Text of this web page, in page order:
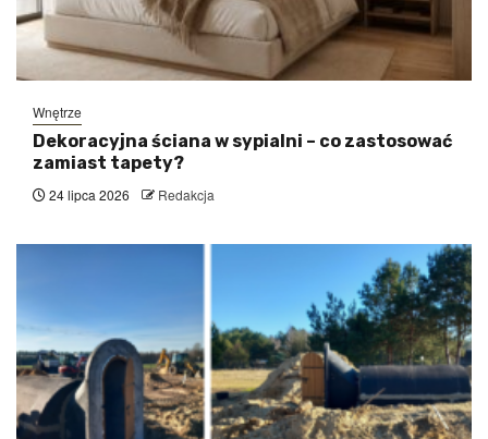
Wnętrze
Dekoracyjna ściana w sypialni – co zastosować
zamiast tapety?
24 lipca 2026 Redakcja